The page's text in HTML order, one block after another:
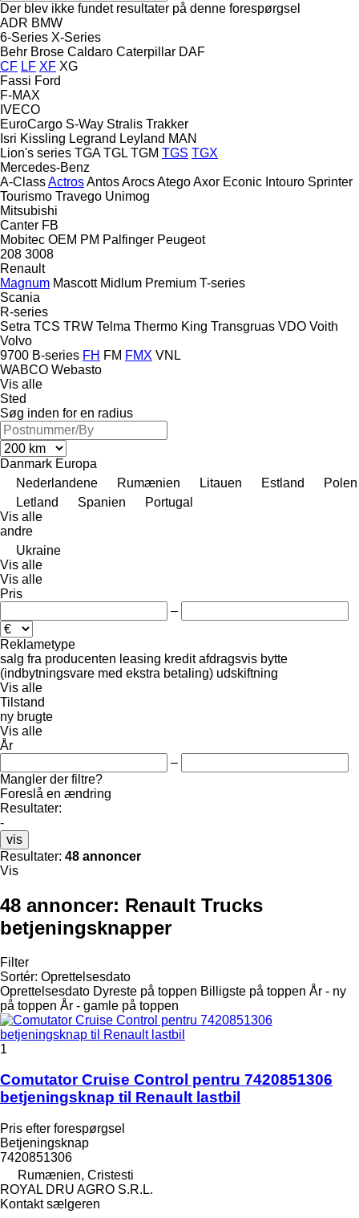
Der blev ikke fundet resultater på denne forespørgsel
ADR BMW
6-Series X-Series
Behr Brose Caldaro Caterpillar DAF
CF LF XF XG
Fassi Ford
F-MAX
IVECO
EuroCargo S-Way Stralis Trakker
Isri Kissling Legrand Leyland MAN
Lion's series TGA TGL TGM TGS TGX
Mercedes-Benz
A-ClassActrosAntosArocsAtegoAxor Econic Intouro Sprinter
Tourismo Travego Unimog
Mitsubishi
Canter FB
Mobitec OEM PM Palfinger Peugeot
208 3008
Renault
Magnum Mascott Midlum Premium T-series
Scania
R-series
Setra TCS TRW Telma Thermo King Transgruas VDO Voith
Volvo
9700 B-series FH FM FMX VNL
WABCO Webasto
Vis alle
Sted
Søg inden for en radius
Danmark Europa
Nederlandene
Rumænien Litauen Estland
Polen
Letland
Spanien
Portugal
Vis alle
andre
Ukraine
Vis alle
Vis alle
Pris
–
Reklametype
salg fra producenten leasing kredit afdragsvis bytte
(indbytningsvare med ekstra betaling) udskiftning
Vis alle
Tilstand
ny brugte
Vis alle
År
–
Mangler der filtre?
Foreslå en ændring
Resultater:
-
vis
Resultater: 48 annoncer
Vis
48 annoncer: Renault Trucks
betjeningsknapper
Filter
Sortér: Oprettelsesdato
Oprettelsesdato Dyreste på toppen Billigste på toppen År - ny
på toppen År - gamle på toppen
1
Comutator Cruise Control pentru 7420851306
betjeningsknap til Renault lastbil
Pris efter forespørgsel
Betjeningsknap
7420851306
Rumænien, Cristesti
ROYAL DRU AGRO S.R.L.
Kontakt sælgeren